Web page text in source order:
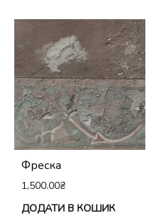
Фреска
1,500.00₴
ДОДАТИ В КОШИК